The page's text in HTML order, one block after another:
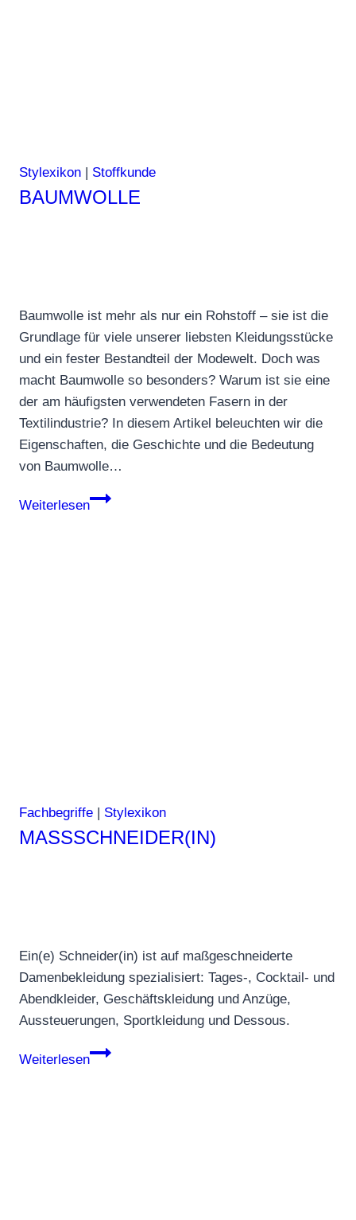
Stylexikon | Stoffkunde
BAUMWOLLE
Baumwolle ist mehr als nur ein Rohstoff – sie ist die
Grundlage für viele unserer liebsten Kleidungsstücke
und ein fester Bestandteil der Modewelt. Doch was
macht Baumwolle so besonders? Warum ist sie eine
der am häufigsten verwendeten Fasern in der
Textilindustrie? In diesem Artikel beleuchten wir die
Eigenschaften, die Geschichte und die Bedeutung
von Baumwolle…
Weiterlesen
Baumwolle
Fachbegriffe Stylexikon
MASSSCHNEIDER(IN)
Ein(e) Schneider(in) ist auf maßgeschneiderte
Damenbekleidung spezialisiert: Tages-, Cocktail- und
Abendkleider, Geschäftskleidung und Anzüge,
Aussteuerungen, Sportkleidung und Dessous.
Weiterlesen
Maßschneider(in)